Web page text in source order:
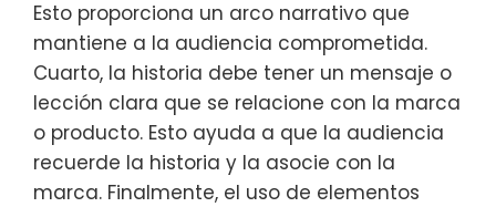
Esto proporciona un arco narrativo que
mantiene a la audiencia comprometida.
Cuarto, la historia debe tener un mensaje o
lección clara que se relacione con la marca
o producto. Esto ayuda a que la audiencia
recuerde la historia y la asocie con la
marca. Finalmente, el uso de elementos